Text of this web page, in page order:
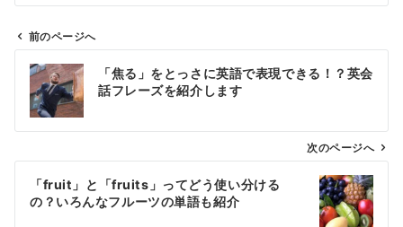
ビ
前のページへ
「焦る」をとっさに英語で表現できる！？英会
話フレーズを紹介します
次のページへ
「fruit」と「fruits」ってどう使い分ける
の？いろんなフルーツの単語も紹介